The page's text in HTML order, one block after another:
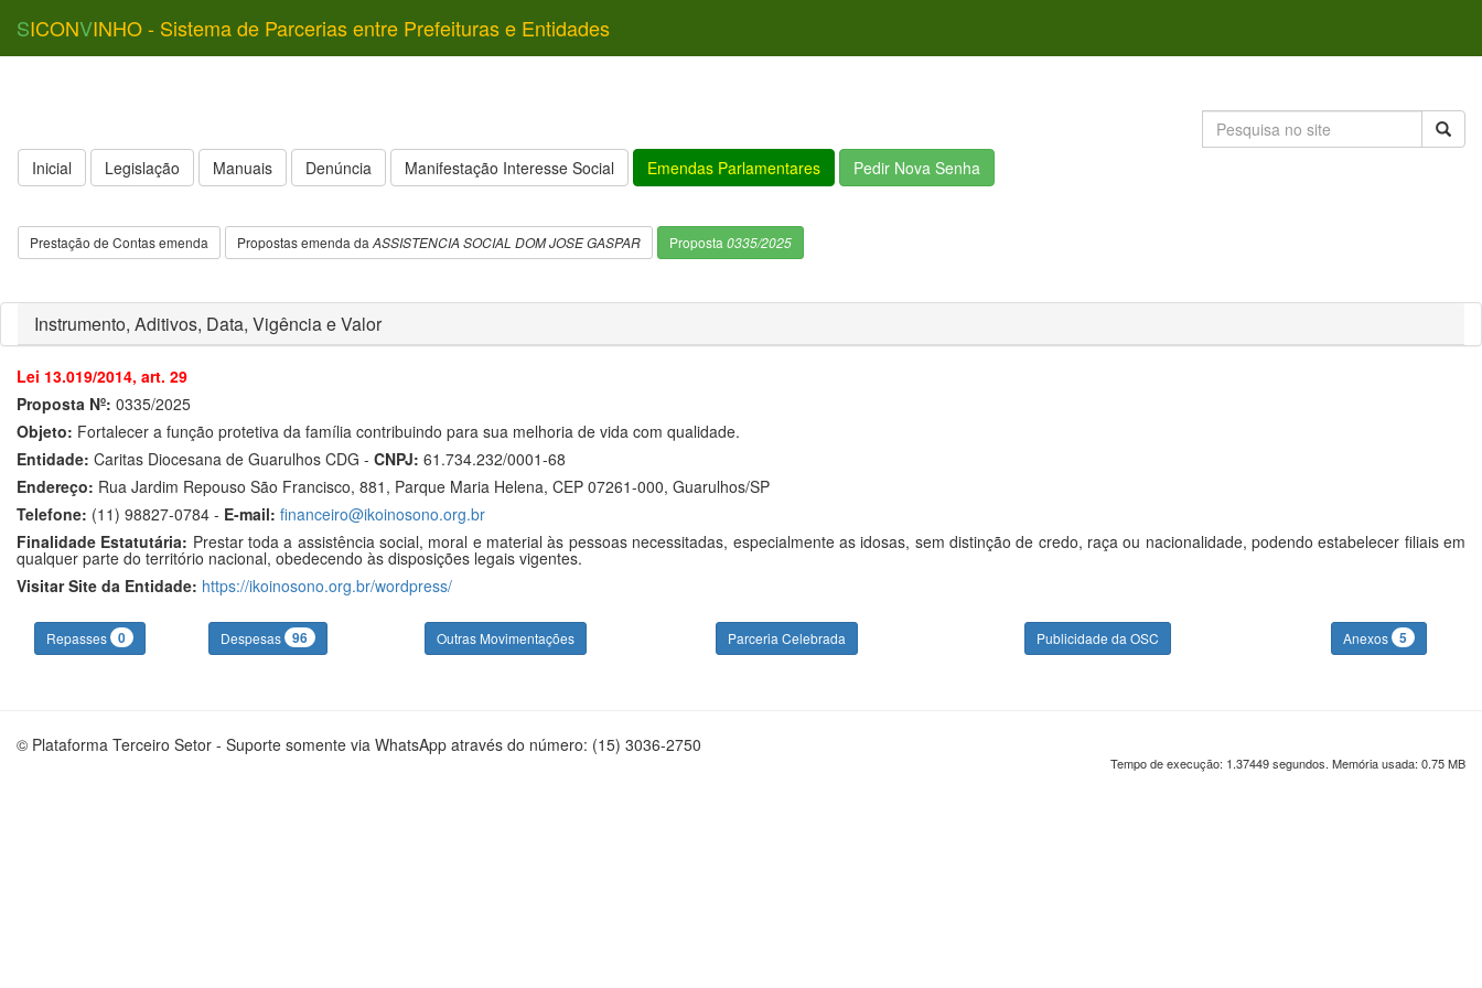
SICONVINHO - Sistema de Parcerias entre Prefeituras e Entidades
Inicial Legislação Manuais Denúncia Manifestação Interesse Social Emendas Parlamentares Pedir Nova Senha
Prestação de Contas emenda Propostas emenda da ASSISTENCIA SOCIAL DOM JOSE GASPAR Proposta 0335/2025
Instrumento, Aditivos, Data, Vigência e Valor
Lei 13.019/2014, art. 29
Proposta Nº: 0335/2025
Objeto: Fortalecer a função protetiva da família contribuindo para sua melhoria de vida com qualidade.
Entidade: Caritas Diocesana de Guarulhos CDG - CNPJ: 61.734.232/0001-68
Endereço: Rua Jardim Repouso São Francisco, 881, Parque Maria Helena, CEP 07261-000, Guarulhos/SP
Telefone: (11) 98827-0784 - E-mail: financeiro@ikoinosono.org.br
Finalidade Estatutária: Prestar toda a assistência social, moral e material às pessoas necessitadas, especialmente as idosas, sem distinção de credo, raça ou nacionalidade, podendo estabelecer filiais em
qualquer parte do território nacional, obedecendo às disposições legais vigentes.
Visitar Site da Entidade: https://ikoinosono.org.br/wordpress/
Repasses 0 Despesas 96 Outras Movimentações Parceria Celebrada Publicidade da OSC Anexos 5
© Plataforma Terceiro Setor - Suporte somente via WhatsApp através do número: (15) 3036-2750
Tempo de execução: 1.37449 segundos. Memória usada: 0.75 MB